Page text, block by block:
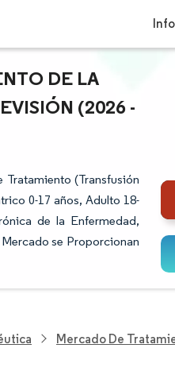
DE LA
(2026 -
(Transfusión
0-17 años, Adulto 18-
de la Enfermedad,
se Proporcionan
Mercado De